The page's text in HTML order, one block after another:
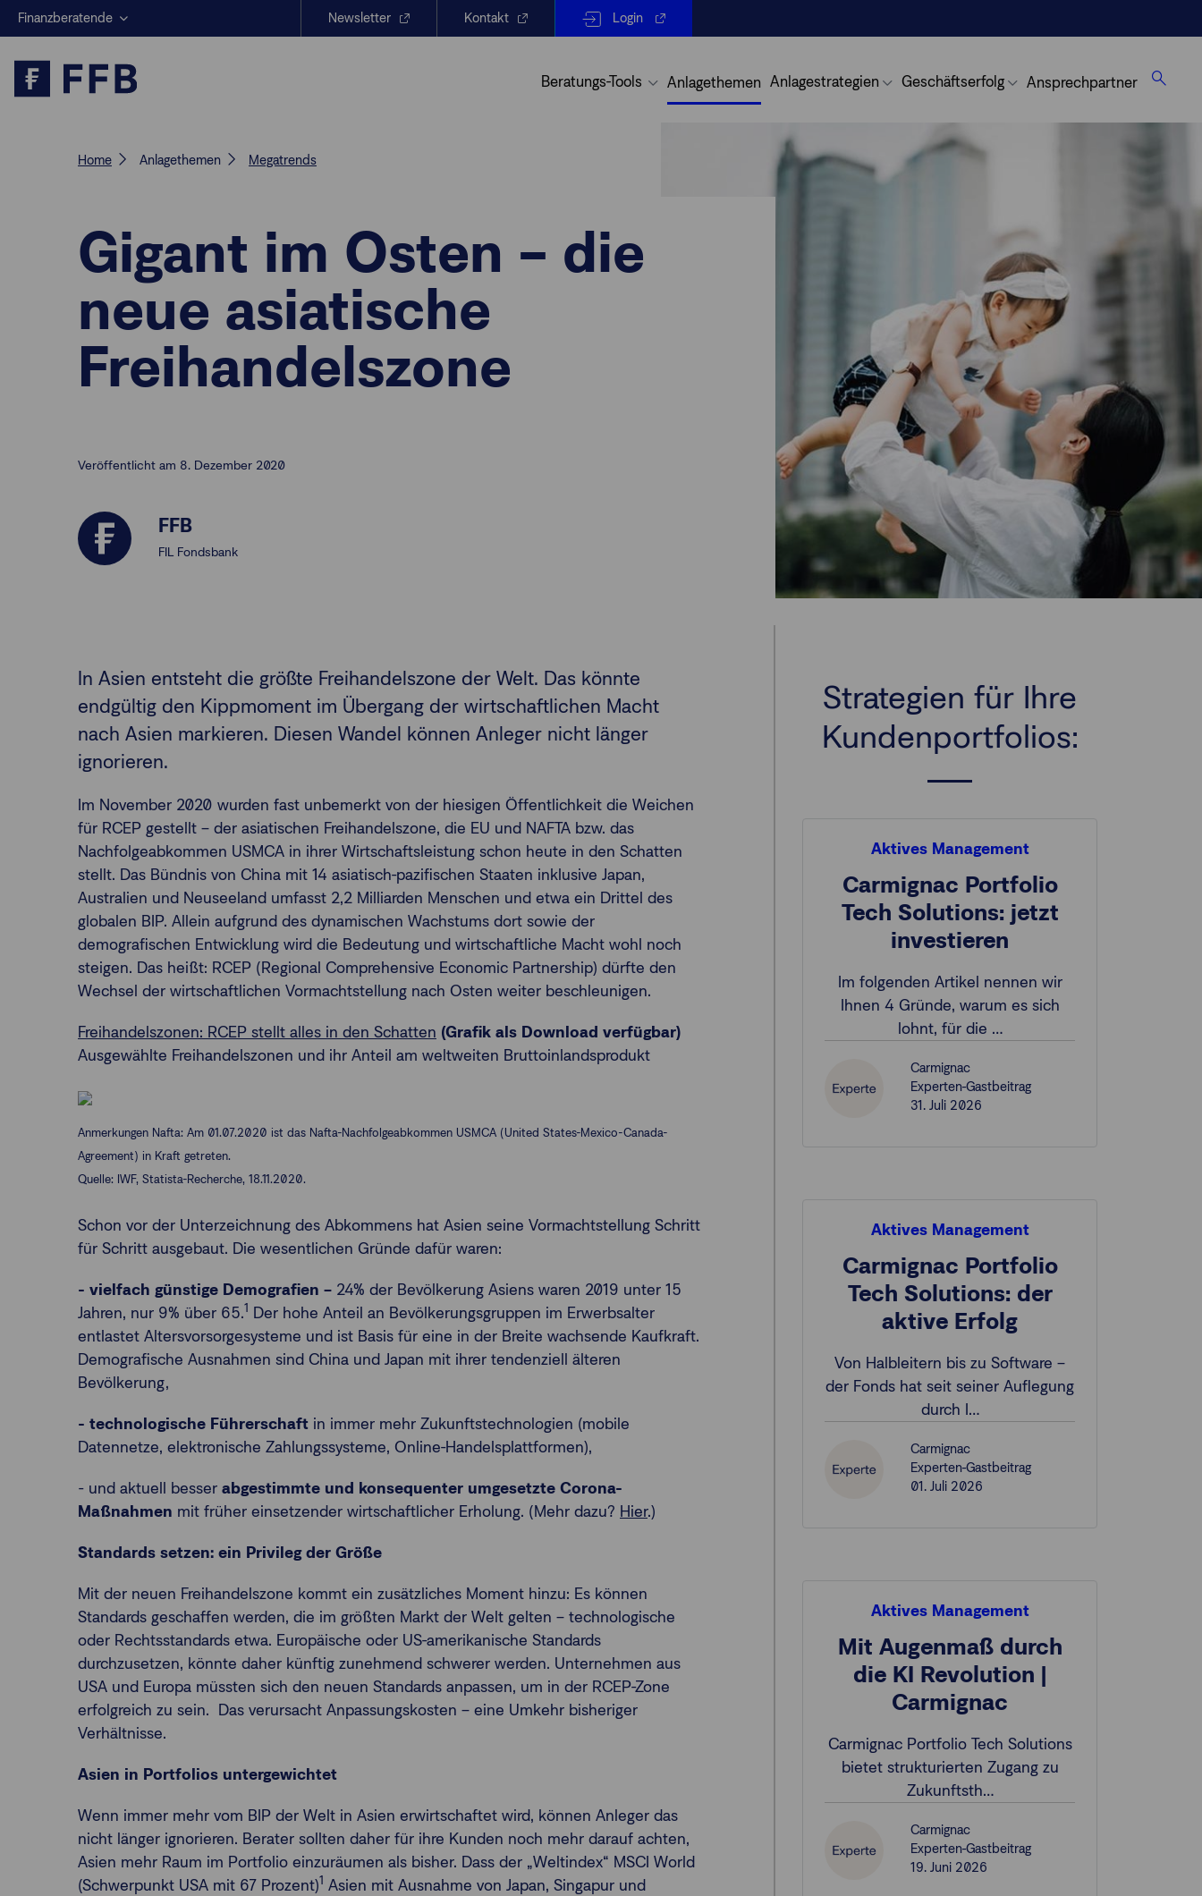
Finanzberatende
Anlegende
Newsletter Kontakt Login
Beratungs-Tools
Beratungs-Tools
Anlagethemen Anlagestrategien
Anlagestrategien
Geschäftserfolg
Geschäftserfolg
Ansprechpartner
Home Anlagethemen Megatrends
Gigant im Osten – die
neue asiatische
Freihandelszone
Veröffentlicht am 8. Dezember 2020
FFB
FIL Fondsbank
In Asien entsteht die größte Freihandelszone der Welt. Das könnte
endgültig den Kippmoment im Übergang der wirtschaftlichen Macht
nach Asien markieren. Diesen Wandel können Anleger nicht länger
ignorieren.
Im November 2020 wurden fast unbemerkt von der hiesigen Öffentlichkeit die Weichen
für RCEP gestellt – der asiatischen Freihandelszone, die EU und NAFTA bzw. das
Nachfolgeabkommen USMCA in ihrer Wirtschaftsleistung schon heute in den Schatten
stellt. Das Bündnis von China mit 14 asiatisch-pazifischen Staaten inklusive Japan,
Australien und Neuseeland umfasst 2,2 Milliarden Menschen und etwa ein Drittel des
globalen BIP. Allein aufgrund des dynamischen Wachstums dort sowie der
demografischen Entwicklung wird die Bedeutung und wirtschaftliche Macht wohl noch
steigen. Das heißt: RCEP (Regional Comprehensive Economic Partnership) dürfte den
Wechsel der wirtschaftlichen Vormachtstellung nach Osten weiter beschleunigen.
Freihandelszonen: RCEP stellt alles in den Schatten (Grafik als Download verfügbar)
Ausgewählte Freihandelszonen und ihr Anteil am weltweiten Bruttoinlandsprodukt
Anmerkungen Nafta: Am 01.07.2020 ist das Nafta-Nachfolgeabkommen USMCA (United States-Mexico-Canada-
Agreement) in Kraft getreten.
Quelle: IWF, Statista-Recherche, 18.11.2020.
Schon vor der Unterzeichnung des Abkommens hat Asien seine Vormachtstellung Schritt
für Schritt ausgebaut. Die wesentlichen Gründe dafür waren:
- vielfach günstige Demografien – 24% der Bevölkerung Asiens waren 2019 unter 15
Jahren, nur 9% über 65.1 Der hohe Anteil an Bevölkerungsgruppen im Erwerbsalter
entlastet Altersvorsorgesysteme und ist Basis für eine in der Breite wachsende Kaufkraft.
Demografische Ausnahmen sind China und Japan mit ihrer tendenziell älteren
Bevölkerung,
- technologische Führerschaft in immer mehr Zukunftstechnologien (mobile
Datennetze, elektronische Zahlungssysteme, Online-Handelsplattformen),
- und aktuell besser abgestimmte und konsequenter umgesetzte Corona-
Maßnahmen mit früher einsetzender wirtschaftlicher Erholung. (Mehr dazu? Hier.)
Standards setzen: ein Privileg der Größe
Mit der neuen Freihandelszone kommt ein zusätzliches Moment hinzu: Es können
Standards geschaffen werden, die im größten Markt der Welt gelten – technologische
oder Rechtsstandards etwa. Europäische oder US-amerikanische Standards
durchzusetzen, könnte daher künftig zunehmend schwerer werden. Unternehmen aus
USA und Europa müssten sich den neuen Standards anpassen, um in der RCEP-Zone
erfolgreich zu sein. Das verursacht Anpassungskosten – eine Umkehr bisheriger
Verhältnisse.
Asien in Portfolios untergewichtet
Wenn immer mehr vom BIP der Welt in Asien erwirtschaftet wird, können Anleger das
nicht länger ignorieren. Berater sollten daher für ihre Kunden noch mehr darauf achten,
Asien mehr Raum im Portfolio einzuräumen als bisher. Dass der „Weltindex“ MSCI World
(Schwerpunkt USA mit 67 Prozent)1 Asien mit Ausnahme von Japan, Singapur und
Strategien für Ihre
Kundenportfolios:
Aktives Management
Carmignac Portfolio
Tech Solutions: jetzt
investieren
Im folgenden Artikel nennen wir
Ihnen 4 Gründe, warum es sich
lohnt, für die …
Carmignac
Experten-Gastbeitrag
31. Juli 2026
Aktives Management
Carmignac Portfolio
Tech Solutions: der
aktive Erfolg
Von Halbleitern bis zu Software –
der Fonds hat seit seiner Auflegung
durch I…
Carmignac
Experten-Gastbeitrag
01. Juli 2026
Aktives Management
Mit Augenmaß durch
die KI Revolution |
Carmignac
Carmignac Portfolio Tech Solutions
bietet strukturierten Zugang zu
Zukunftsth…
Carmignac
Experten-Gastbeitrag
19. Juni 2026